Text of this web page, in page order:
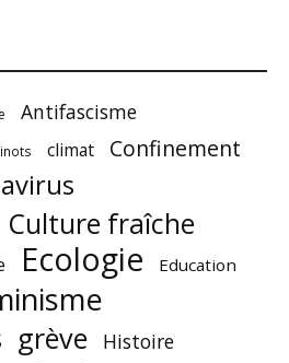
Antifascisme
climat Confinement
Culture fraîche
Ecologie Education
grève Histoire